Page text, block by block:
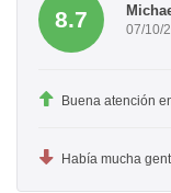
8.7 07/10/
Buena atención
Había mucha